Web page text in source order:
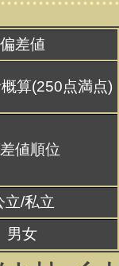
偏差値
算(250点満点)
値順位
立/私立
男女